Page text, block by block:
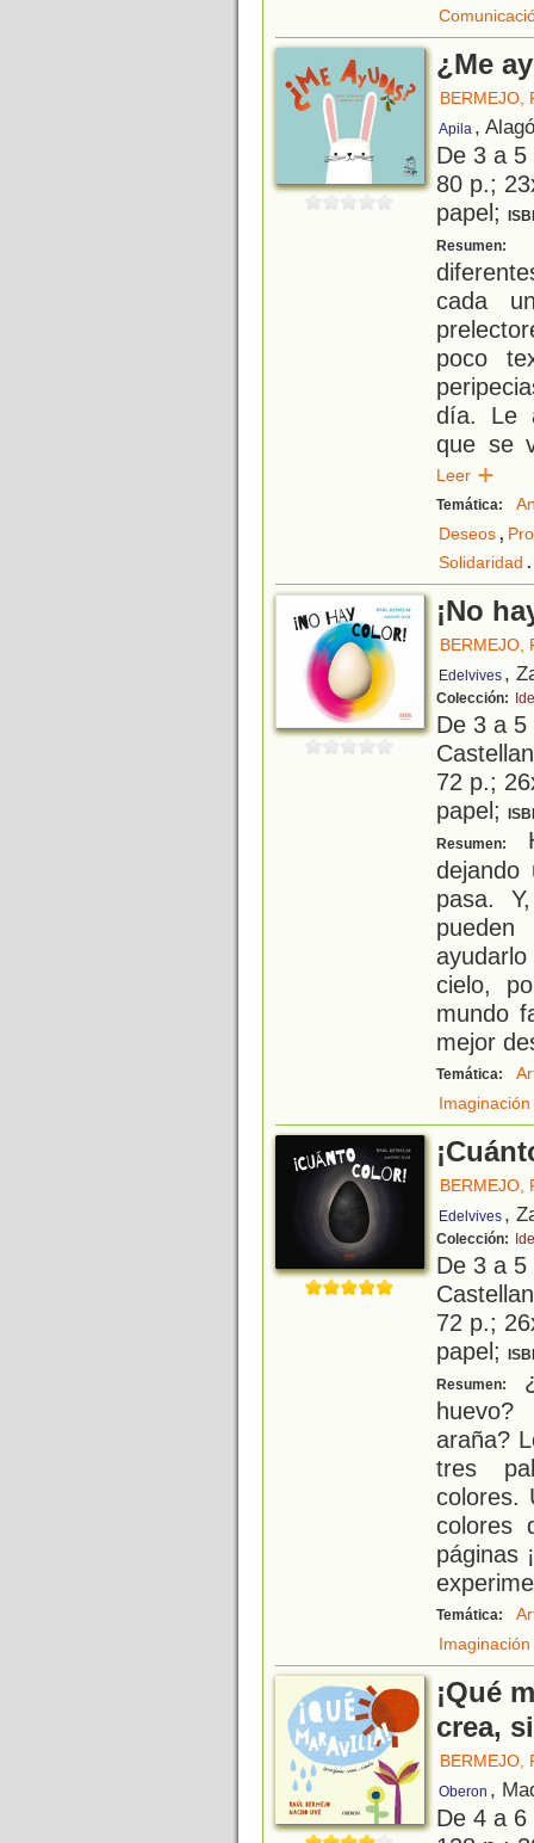
¿Me
BERMEJO,
Apila ,
De 3 a
80 p.;
papel;
Resumen:
cada
poco
día. Le
que se
Leer
Temática:
Deseos,
Solidaridad .
¡No
BERMEJO,
Edelvives ,
Colección:
De 3 a
72 p.;
papel;
Resumen:
pasa.
cielo,
mundo
mejor
Temática:
Imaginación
BERMEJO,
Edelvives ,
Colección:
De 3 a
72 p.;
papel;
Resumen:
araña?
tres
colores.
colores
páginas
Temática:
Imaginación
¡Qué
crea,
BERMEJO,
Oberon ,
De 4 a